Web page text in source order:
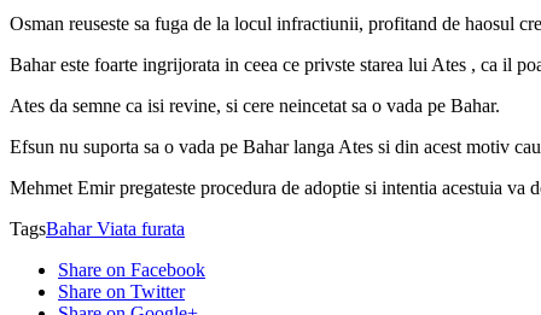
Osman reuseste sa fuga de la locul infractiunii, profitand de haosul
Bahar este foarte ingrijorata in ceea ce privste starea lui Ates , ca il
Ates da semne ca isi revine, si cere neincetat sa o vada pe Bahar.
Efsun nu suporta sa o vada pe Bahar langa Ates si din acest motiv
Mehmet Emir pregateste procedura de adoptie si intentia acestuia
TagsBahar Viata furata
Share on Facebook
Share on Twitter